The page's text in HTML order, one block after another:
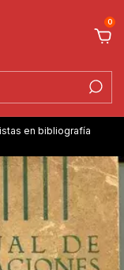
0
en bibliografía